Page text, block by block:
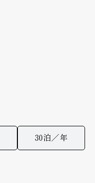
30泊／年